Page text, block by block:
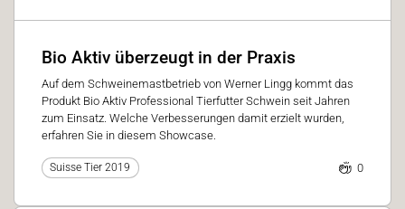
Bio Aktiv überzeugt in der Praxis
Auf dem Schweinemastbetrieb von Werner Lingg kommt das
Produkt Bio Aktiv Professional Tierfutter Schwein seit Jahren
zum Einsatz. Welche Verbesserungen damit erzielt wurden,
erfahren Sie in diesem Showcase.
Suisse Tier 2019 0